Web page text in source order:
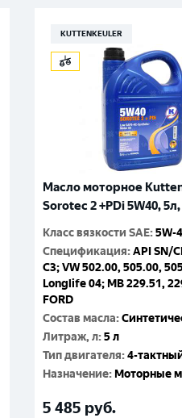
KUTTENKEULER
Масло моторное
Sorotec 2 +PDi 5W40,
Класс вязкости SAE:5W-
Спецификация:API SN/
C3; VW 502.00, 505.00,
Longlife 04; MB 229.51,
FORD
Состав масла:
Литраж, л:5 л
Тип двигателя:4-
Назначение: Моторные
5 485 руб.